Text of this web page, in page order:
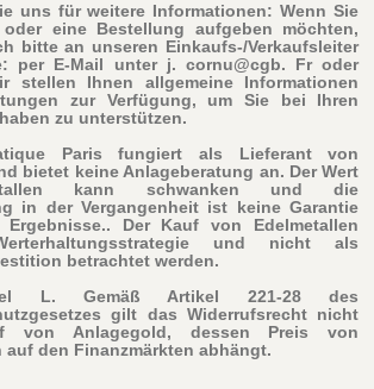
uns für weitere Informationen: Wenn Sie
eine Bestellung aufgeben möchten,
bitte an unseren Einkaufs-/Verkaufsleiter
per E-Mail unter j. cornu@cgb. Fr oder
stellen Ihnen allgemeine Informationen
zur Verfügung, um Sie bei Ihren
zu unterstützen.
Paris fungiert als Lieferant von
bietet keine Anlageberatung an. Der Wert
kann schwanken und die
in der Vergangenheit ist keine Garantie
Der Kauf von Edelmetallen
und nicht als
betrachtet werden.
L. Gemäß Artikel 221-28 des
gilt das Widerrufsrecht nicht
von Anlagegold, dessen Preis von
auf den Finanzmärkten abhängt.